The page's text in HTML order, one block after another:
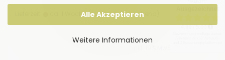
Alle Akzeptieren
Weitere Informationen
ca. 1 Woche (Ausland abweichend)